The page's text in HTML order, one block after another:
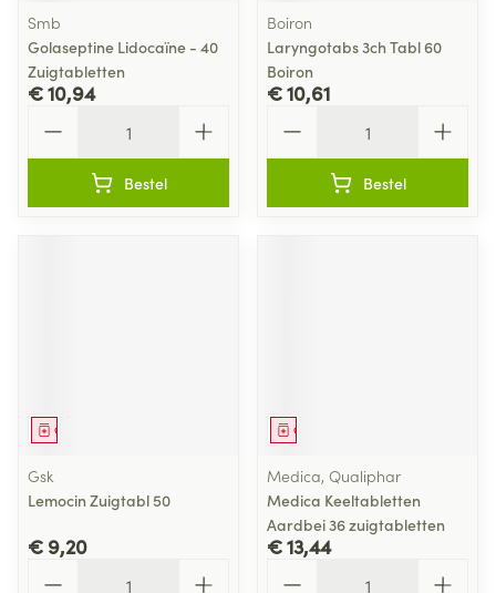
Smb
Golaseptine Lidocaïne - 40
Zuigtabletten
€ 10,94
Bestel
Boiron
Laryngotabs 3ch Tabl 60
Boiron
€ 10,61
Bestel
Geneesmiddel
Gsk
Lemocin Zuigtabl 50
€ 9,20
Geneesmiddel
Medica, Qualiphar
Medica Keeltabletten
Aardbei 36 zuigtabletten
€ 13,44